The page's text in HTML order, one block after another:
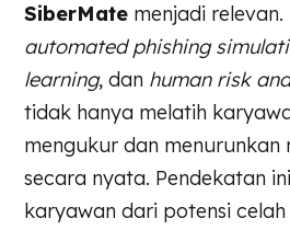
SiberMate menjadi
automated phishing
learning, dan human risk
tidak hanya melatih
mengukur dan menurunkan
secara nyata. Pendekatan
karyawan dari potensi